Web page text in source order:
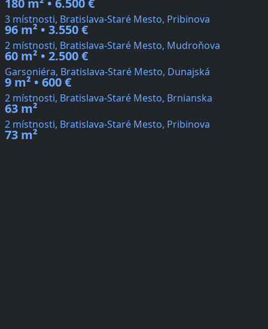
180 m² • 6.500 €
3 místnosti, Bratislava-Staré Mesto, Pribinova
96 m² • 3.550 €
2 místnosti, Bratislava-Staré Mesto, Mudroňova
60 m² • 2.500 €
Garsoniéra, Bratislava-Staré Mesto, Dunajská
9 m² • 600 €
2 místnosti, Bratislava-Staré Mesto, Brnianska
63 m²
2 místnosti, Bratislava-Staré Mesto, Pribinova
73 m²